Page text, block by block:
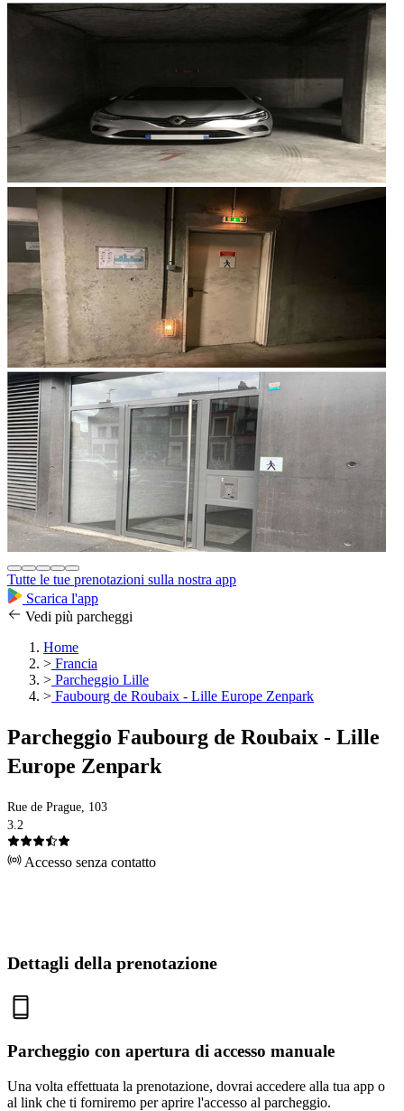
Tutte le tue prenotazioni sulla nostra app
Scarica l'app
Vedi più parcheggi
Home
> Francia
> Parcheggio Lille
> Faubourg de Roubaix - Lille Europe Zenpark
Parcheggio Faubourg de Roubaix - Lille
Europe Zenpark
Rue de Prague, 103
3.2
Accesso senza contatto
Dettagli della prenotazione
Parcheggio con apertura di accesso manuale
Una volta effettuata la prenotazione, dovrai accedere alla tua app o
al link che ti forniremo per aprire l'accesso al parcheggio.